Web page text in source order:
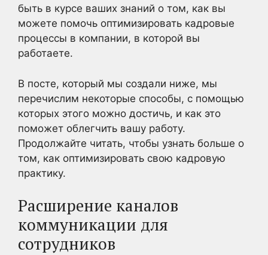
быть в курсе ваших знаний о том, как вы
можете помочь оптимизировать кадровые
процессы в компании, в которой вы
работаете.
В посте, который мы создали ниже, мы
перечислим некоторые способы, с помощью
которых этого можно достичь, и как это
поможет облегчить вашу работу.
Продолжайте читать, чтобы узнать больше о
том, как оптимизировать свою кадровую
практику.
Расширение каналов
коммуникации для
сотрудников